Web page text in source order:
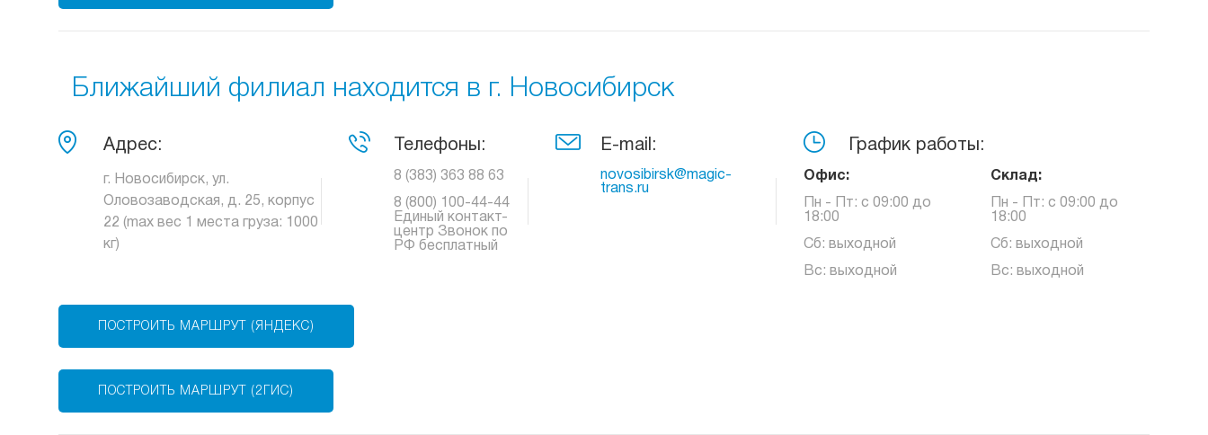
Ближайший филиал находится в г. Новосибирск
Адрес:
г. Новосибирск, ул.
Оловозаводская, д. 25, корпус
22 (max вес 1 места груза: 1000
кг)
Телефоны:
8 (383) 363 88 63
8 (800) 100-44-44
Единый контакт-
центр Звонок по
РФ бесплатный
E-mail:
novosibirsk@magic-
trans.ru
График работы:
Офис:
Пн - Пт: с 09:00 до
18:00
Сб: выходной
Вс: выходной
Склад:
Пн - Пт: с 09:00 до
18:00
Сб: выходной
Вс: выходной
ПОСТРОИТЬ МАРШРУТ (ЯНДЕКС)
ПОСТРОИТЬ МАРШРУТ (2ГИС)